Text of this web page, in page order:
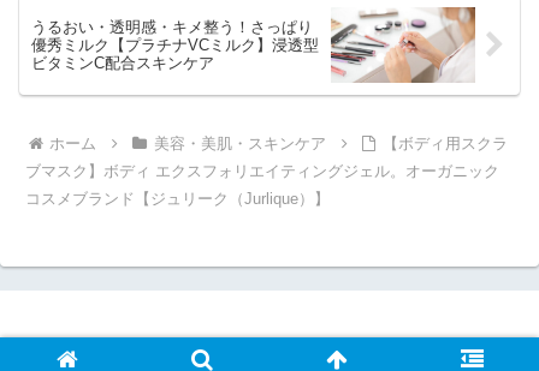
うるおい・透明感・キメ整う！さっぱり
優秀ミルク【プラチナVCミルク】浸透型
ビタミンC配合スキンケア
ホーム 美容・美肌・スキンケア
【ボディ用スクラ
ブマスク】ボディ エクスフォリエイティングジェル。オーガニック
コスメブランド【ジュリーク（Jurlique）】
© 2021-2026 楽楽プラザ＋.